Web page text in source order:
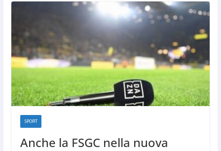
SPORT
Anche la FSGC nella nuova